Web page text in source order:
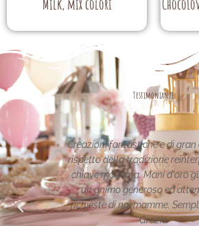
Milk, mix colori
Testimonianze
e di gran classe nel
tradizione reinterpretata in
Mani d'oro guidate da
generoso ed attento alle
noi mamme. Semplicemente
Grazie.
per la